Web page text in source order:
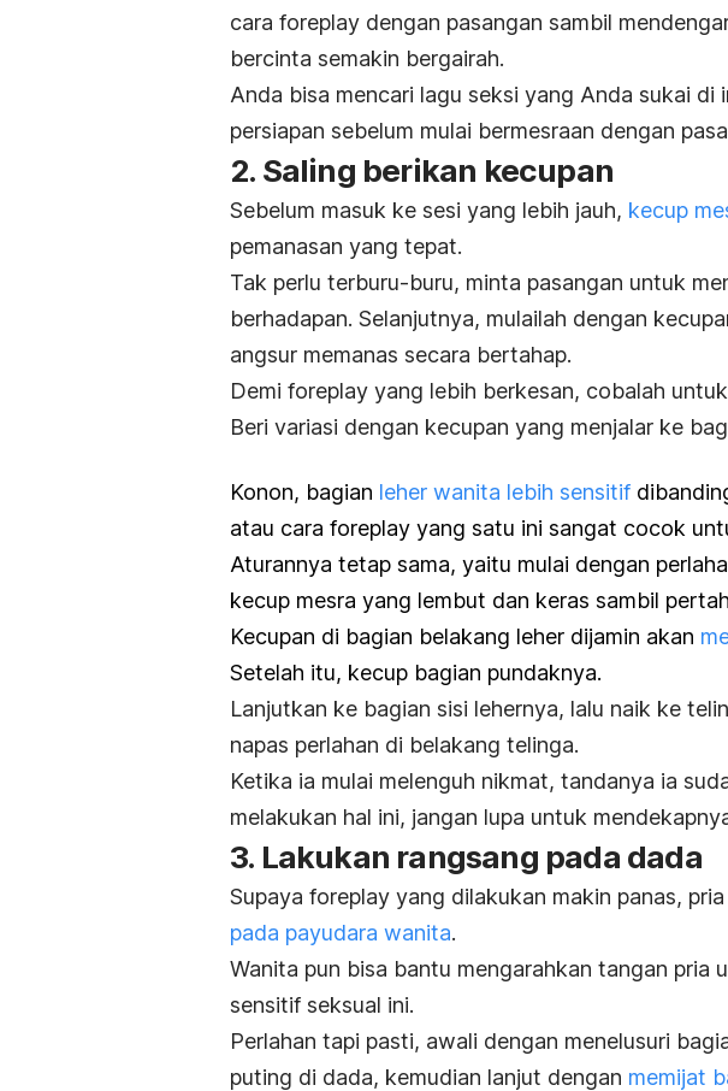
cara foreplay dengan pasangan sambil
bercinta semakin bergairah.
Anda bisa mencari lagu seksi yang Anda sukai di
persiapan sebelum mulai bermesraan dengan
2. Saling berikan kecupan
Sebelum masuk ke sesi yang lebih jauh, kecup
pemanasan yang tepat.
Tak perlu terburu-buru, minta pasangan untuk
berhadapan. Selanjutnya, mulailah dengan
angsur memanas secara bertahap.
Demi foreplay yang lebih berkesan, cobalah
Beri variasi dengan kecupan yang menjalar ke
Konon, bagian leher wanita lebih sensitif
atau cara foreplay yang satu ini sangat cocok
Aturannya tetap sama, yaitu mulai dengan
kecup mesra yang lembut dan keras sambil
Kecupan di bagian belakang leher dijamin akan
Setelah itu, kecup bagian pundaknya.
Lanjutkan ke bagian sisi lehernya, lalu naik ke
napas perlahan di belakang telinga.
Ketika ia mulai melenguh nikmat, tandanya ia
melakukan hal ini, jangan lupa untuk
3. Lakukan rangsang pada dada
Supaya foreplay yang dilakukan makin panas,
pada payudara wanita.
Wanita pun bisa bantu mengarahkan tangan pria
sensitif seksual ini.
Perlahan tapi pasti, awali dengan menelusuri
puting di dada, kemudian lanjut dengan memijat